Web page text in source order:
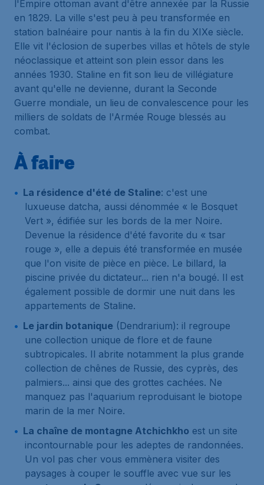
l'Empire ottoman avant d'être annexée par la Russie
en 1829. La ville s'est peu à peu transformée en
station balnéaire pour nantis à la fin du XIXe siècle.
Elle vit l'éclosion de superbes villas et hôtels de style
néoclassique et atteint son plein essor dans les
années 1930. Staline en fit son lieu de villégiature
avant qu'elle ne devienne, durant la Seconde
Guerre mondiale, un lieu de convalescence pour les
milliers de soldats de l'Armée Rouge blessés au
combat.
À faire
La résidence d'été de Staline: c'est une
luxueuse datcha, aussi dénommée « le Bosquet
Vert », édifiée sur les bords de la mer Noire.
Devenue la résidence d'été favorite du « tsar
rouge », elle a depuis été transformée en musée
que l'on visite de pièce en pièce. Le billard, la
piscine privée du dictateur... rien n'a bougé. Il est
également possible de dormir une nuit dans les
appartements de Staline.
Le jardin botanique (Dendrarium): il regroupe
une collection unique de flore et de faune
subtropicales. Il abrite notamment la plus grande
collection de chênes de Russie, des cyprès, des
palmiers... ainsi que des grottes cachées. Ne
manquez pas l'aquarium reproduisant le biotope
marin de la mer Noire.
La chaîne de montagne Atchichkho est un site
incontournable pour les adeptes de randonnées.
Un vol pas cher vous emmènera visiter des
paysages à couper le souffle avec vue sur les